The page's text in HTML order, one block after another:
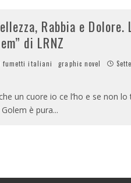
Rabbia e Dolore.
di LRNZ
fumetti italiani graphic novel
un cuore io ce l’ho e se non
Golem è pura...